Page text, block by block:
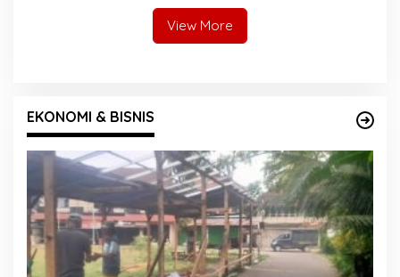
View More
EKONOMI & BISNIS